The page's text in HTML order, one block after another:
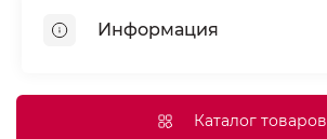
Информация
Каталог товаров